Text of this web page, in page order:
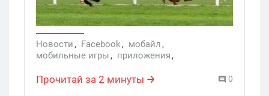
того, Pokemon Go обогнал Twitter по
объему дневной аудитории и
обскакал Candy Crush Saga
и Clash Royale по активным
пользователям.
Новости, Facebook, мобайл,
мобильные игры, приложения,
Мобильные приложения,Игры
Прочитай за 2 минуты 0